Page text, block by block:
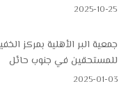
2025-10-25
جمعية البر الأهلية بمركز
للمستحقين في جنوب حائل
2025-01-03